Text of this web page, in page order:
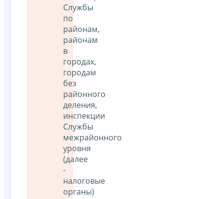
Службы
по
районам,
районам
в
городах,
городам
без
районного
деления,
инспекции
Службы
межрайонного
уровня
(далее
-
налоговые
органы)